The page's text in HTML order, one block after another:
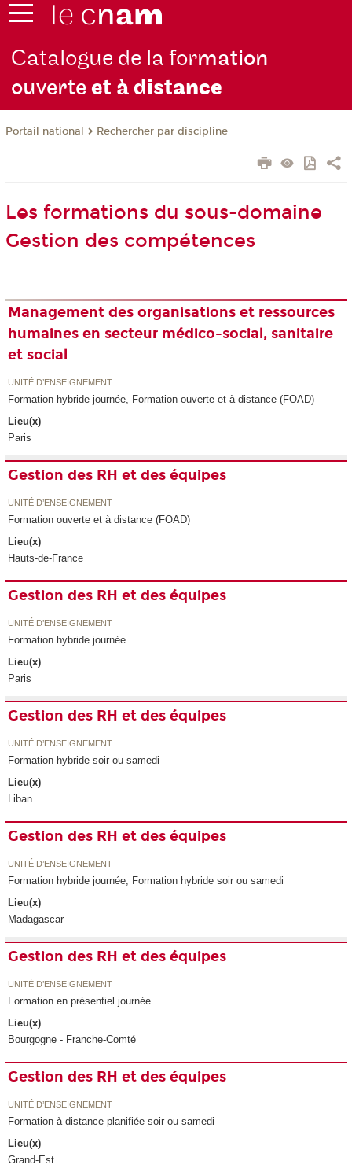
Catalogue de la formation
ouverteet à distance
Portail national Rechercher par discipline
Les formations du sous-domaine
Gestion des compétences
Management des organisations et ressources
humaines en secteur médico-social, sanitaire
et social
UNITÉ D’ENSEIGNEMENT
Formation hybride journée, Formation ouverte et à distance (FOAD)
Lieu(x)
Paris
Gestion des RH et des équipes
UNITÉ D’ENSEIGNEMENT
Formation ouverte et à distance (FOAD)
Lieu(x)
Hauts-de-France
Gestion des RH et des équipes
UNITÉ D’ENSEIGNEMENT
Formation hybride journée
Lieu(x)
Paris
Gestion des RH et des équipes
UNITÉ D’ENSEIGNEMENT
Formation hybride soir ou samedi
Lieu(x)
Liban
Gestion des RH et des équipes
UNITÉ D’ENSEIGNEMENT
Formation hybride journée, Formation hybride soir ou samedi
Lieu(x)
Madagascar
Gestion des RH et des équipes
UNITÉ D’ENSEIGNEMENT
Formation en présentiel journée
Lieu(x)
Bourgogne - Franche-Comté
Gestion des RH et des équipes
UNITÉ D’ENSEIGNEMENT
Formation à distance planifiée soir ou samedi
Lieu(x)
Grand-Est